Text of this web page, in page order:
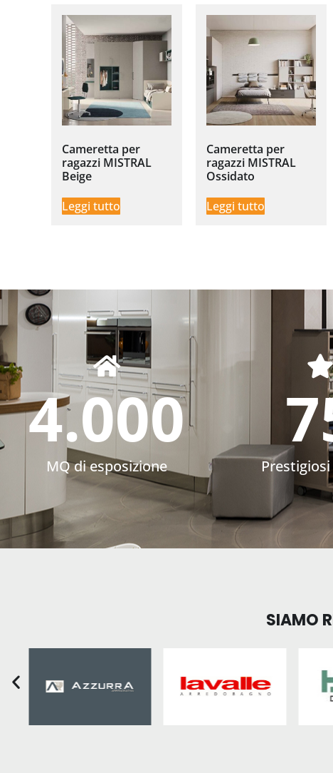
Cameretta per
ragazzi MISTRAL
Beige
Leggi tutto
Cameretta per
ragazzi MISTRAL
Ossidato
Leggi tutto
MQ di esposizione
4.000
SIAMO